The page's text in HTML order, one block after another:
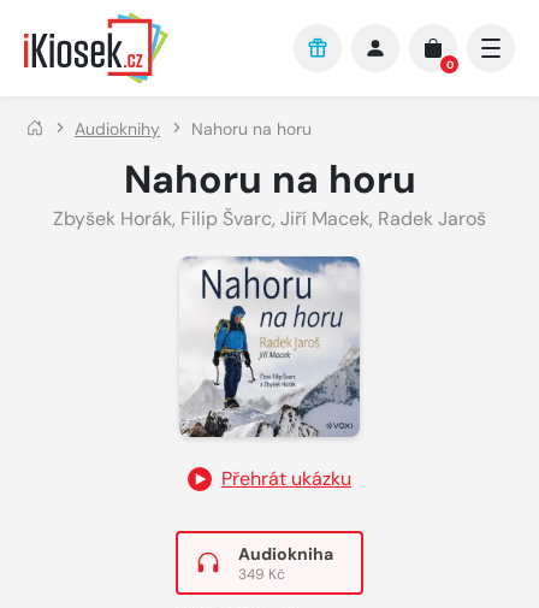
Přejít na hlavní obsah
0
Audioknihy Nahoru na horu
Nahoru na horu
Zbyšek Horák, Filip Švarc, Jiří Macek, Radek Jaroš
Přehrát ukázku
Audiokniha
349 Kč